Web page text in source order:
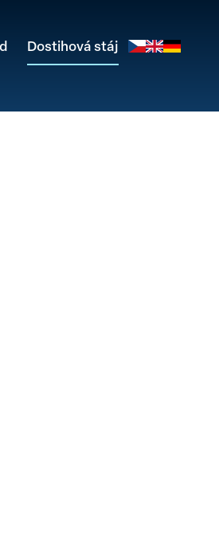
Dostihová stáj